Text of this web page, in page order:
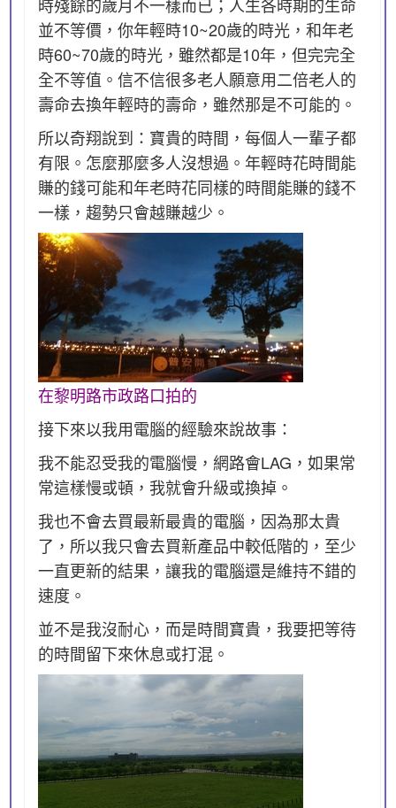
並不等價，你年輕時10~20歲的時光，和年老
時60~70歲的時光，雖然都是10年，但完完全
全不等值。信不信很多老人願意用二倍老人的
壽命去換年輕時的壽命，雖然那是不可能的。
所以奇翔說到：寶貴的時間，每個人一輩子都
有限。怎麼那麼多人沒想過。年輕時花時間能
賺的錢可能和年老時花同樣的時間能賺的錢不
一樣，趨勢只會越賺越少。
在黎明路市政路口拍的
接下來以我用電腦的經驗來說故事：
我不能忍受我的電腦慢，網路會LAG，如果常
常這樣慢或頓，我就會升級或換掉。
我也不會去買最新最貴的電腦，因為那太貴
了，所以我只會去買新產品中較低階的，至少
一直更新的結果，讓我的電腦還是維持不錯的
速度。
並不是我沒耐心，而是時間寶貴，我要把等待
的時間留下來休息或打混。